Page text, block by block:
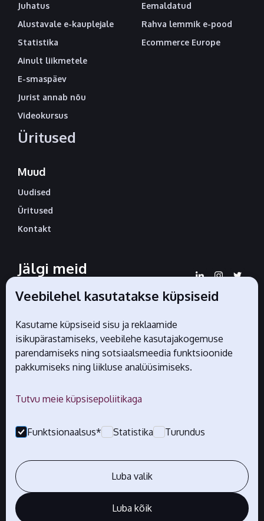
Juhatus
Alustavale e-kauplejale
Statistika
Ainult liikmetele
E-smaspäev
Jurist annab nõu
Videokursus
Üritused
Eemaldatud
Rahva lemmik e-pood
Ecommerce Europe
Muud
Uudised
Üritused
Kontakt
Jälgi meid
sotsiaalmeedias
Liidu ametlikud partnerid
Veebilehel kasutatakse küpsiseid
Kasutame küpsiseid sisu ja reklaamide
isikupärastamiseks, veebilehe kasutajakogemuse
parendamiseks ning sotsiaalsmeedia funktsioonide
pakkumiseks ning liikluse analüüsimiseks.
Tutvu meie küpsisepoliitikaga
Funktsionaalsus* Statistika Turundus
Luba valik
Luba kõik